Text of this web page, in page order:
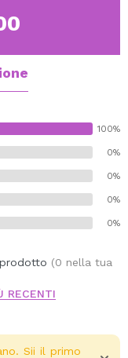
100%
0%
0%
0%
0%
(0 nella tua
RECENTI
Sii il primo